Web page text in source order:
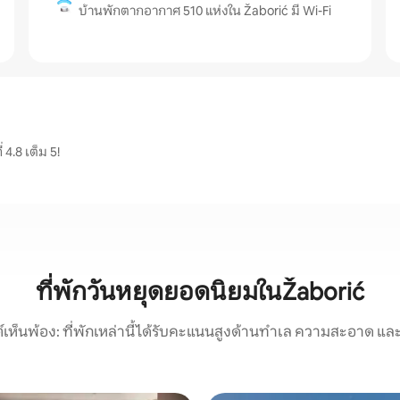
บ้านพักตากอากาศ 510 แห่งใน Žaborić มี Wi-Fi
เต็ม 5!
ที่พักวันหยุดยอดนิยมในŽaborić
เห็นพ้อง: ที่พักเหล่านี้ได้รับคะแนนสูงด้านทำเล ความสะอาด แล